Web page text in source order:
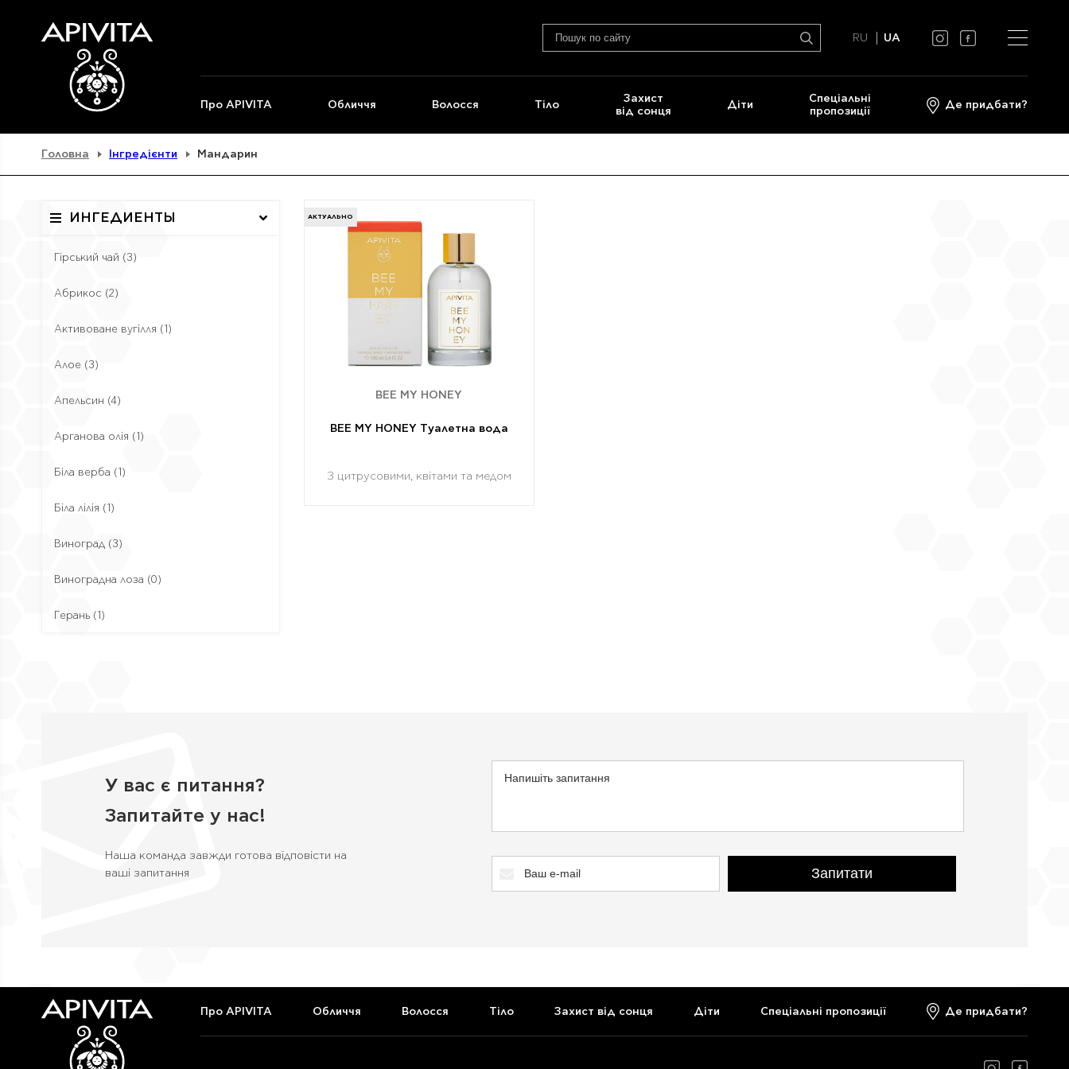
RU UA
Про APIVITA Обличчя Волосся Тіло
Захист
від сонця
Діти
Спеціальні
пропозиції
Де придбати?
Головна Інгредієнти Мандарин
ИНГЕДИЕНТЫ
Гірський чай (3)
Абрикос (2)
Активоване вугілля (1)
Алое (3)
Апельсин (4)
Арганова олія (1)
Біла верба (1)
Біла лілія (1)
Виноград (3)
Виноградна лоза (0)
Герань (1)
(5)
(1)
Комплекс Hippophae TC
Кропива(2)
АКТУАЛЬНО
BEE MY HONEY
BEE MY HONEY Туалетна вода
З цитрусовими, квітами та медом
У вас є питання?
Запитайте у нас!
Наша команда завжди готова відповісти на
ваші запитання
Запитати
Про APIVITA Обличчя Волосся Тіло Захист від сонця Діти Спеціальні пропозиції Де придбати?